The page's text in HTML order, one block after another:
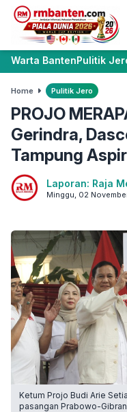
Warta BantenPulitik
Home Pulitik Jero
PROJO
Gerindra,
Tampung
Laporan: Raja
Minggu, 02
Ketum Projo Budi Arie
pasangan Prabowo-